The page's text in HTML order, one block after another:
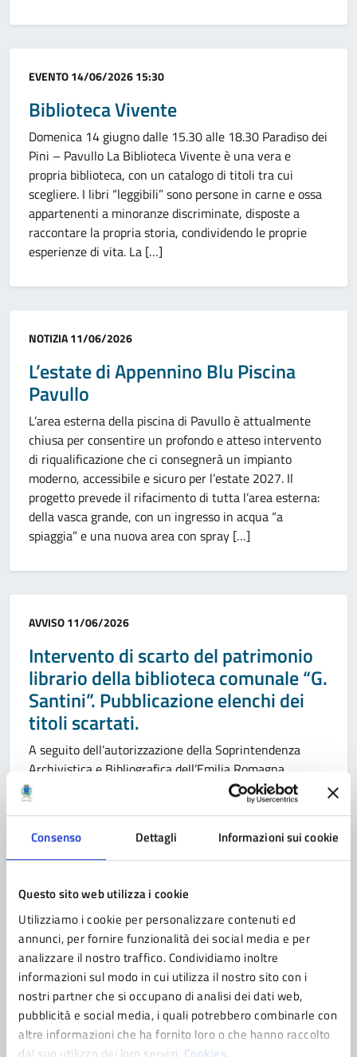
Consenso Dettagli Informazioni sui cookie
Questo sito web utilizza i cookie
Utilizziamo i cookie per personalizzare contenuti ed
annunci, per fornire funzionalità dei social media e per
analizzare il nostro traffico. Condividiamo inoltre
informazioni sul modo in cui utilizza il nostro sito con i
nostri partner che si occupano di analisi dei dati web,
pubblicità e social media, i quali potrebbero combinarle con
altre informazioni che ha fornito loro o che hanno raccolto
dal suo utilizzo dei loro servizi. Cookies.
Categoria:
EVENTO14/06/2026 15:30
Biblioteca Vivente
Domenica 14 giugno dalle 15.30 alle 18.30 Paradiso dei
Pini – Pavullo La Biblioteca Vivente è una vera e
propria biblioteca, con un catalogo di titoli tra cui
scegliere. I libri “leggibili” sono persone in carne e ossa
appartenenti a minoranze discriminate, disposte a
raccontare la propria storia, condividendo le proprie
esperienze di vita. La […]
Categoria:
NOTIZIA11/06/2026
L’estate di Appennino Blu Piscina
Pavullo
L’area esterna della piscina di Pavullo è attualmente
chiusa per consentire un profondo e atteso intervento
di riqualificazione che ci consegnerà un impianto
moderno, accessibile e sicuro per l’estate 2027. Il
progetto prevede il rifacimento di tutta l’area esterna:
della vasca grande, con un ingresso in acqua “a
spiaggia” e una nuova area con spray […]
Categoria:
AVVISO11/06/2026
Intervento di scarto del patrimonio
librario della biblioteca comunale “G.
Santini”. Pubblicazione elenchi dei
titoli scartati.
A seguito dell’autorizzazione della Soprintendenza
Archivistica e Bibliografica dell’Emilia Romagna
protocollo n. 12484 del 27/05/2026 e con
determinazione n. 260/2026 è stato approvato lo
allegati che possono essere richiesti da parte di
istituzioni pubbliche o private senza fini di lucro entro
Categoria:
EVENTO 17/07/2026 10:30 - 31/07/2026 10:30
YOGA INSIEME al Centro Bucaneve
Lezioni di yoga all’aperto rivolte a tutti pensate per
favorire l’inclusione delle persone con disabilitàVenerdì